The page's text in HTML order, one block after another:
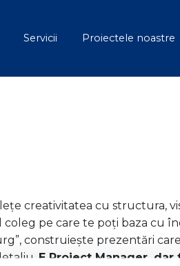
Servicii Proiectele noastre
creativitatea cu structura,
coleg pe care te poți baza cu
construiește prezentări
E Project Manager, dar